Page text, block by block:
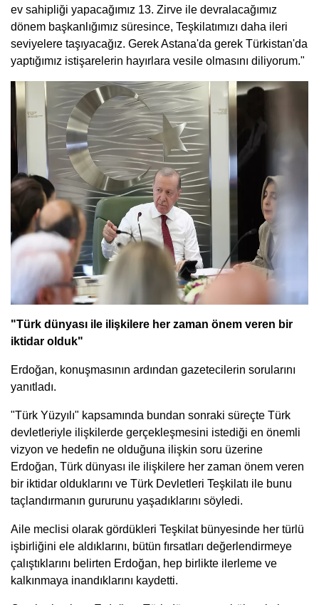
ev sahipliği yapacağımız 13. Zirve ile devralacağımız
dönem başkanlığımız süresince, Teşkilatımızı daha ileri
seviyelere taşıyacağız. Gerek Astana'da gerek Türkistan'da
yaptığımız istişarelerin hayırlara vesile olmasını diliyorum."
"Türk dünyası ile ilişkilere her zaman önem veren bir
iktidar olduk"
Erdoğan, konuşmasının ardından gazetecilerin sorularını
yanıtladı.
"Türk Yüzyılı" kapsamında bundan sonraki süreçte Türk
devletleriyle ilişkilerde gerçekleşmesini istediği en önemli
vizyon ve hedefin ne olduğuna ilişkin soru üzerine
Erdoğan, Türk dünyası ile ilişkilere her zaman önem veren
bir iktidar olduklarını ve Türk Devletleri Teşkilatı ile bunu
taçlandırmanın gururunu yaşadıklarını söyledi.
Aile meclisi olarak gördükleri Teşkilat bünyesinde her türlü
işbirliğini ele aldıklarını, bütün fırsatları değerlendirmeye
çalıştıklarını belirten Erdoğan, hep birlikte ilerleme ve
kalkınmaya inandıklarını kaydetti.